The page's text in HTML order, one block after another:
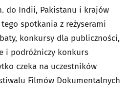
do Indii, Pakistanu i krajów
spotkania z reżyserami
konkursy dla publiczności,
i podróżniczy konkurs
czeka na uczestników
Filmów Dokumentalnych